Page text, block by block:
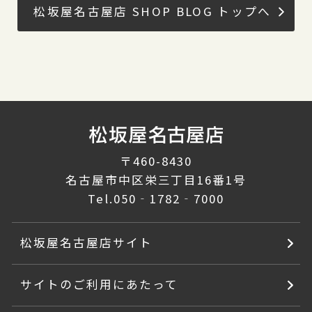
松坂屋名古屋店 SHOP BLOG トップへ
〒460-8430
名古屋市中区栄三丁目16番1号
Tel.050‐1782‐7000
松坂屋名古屋店サイト
サイトのご利用にあたって